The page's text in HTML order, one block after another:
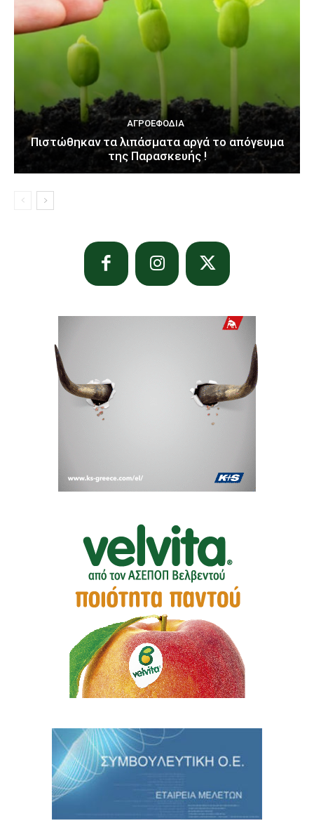
ΑΓΡΟΕΦΌΔΙΑ
Πιστώθηκαν τα λιπάσματα αργά το απόγευμα
της Παρασκευής !